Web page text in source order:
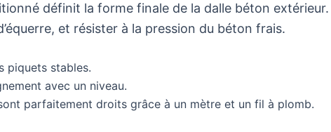
définit la forme finale de la dalle béton extérieur.
et résister à la pression du béton frais.
piquets stables.
avec un niveau.
sont parfaitement droits grâce à un mètre et un fil à plomb.